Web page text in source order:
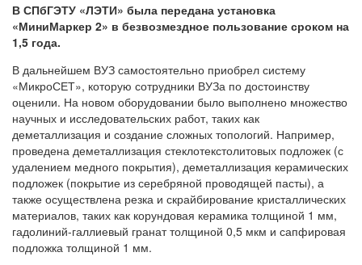
В СПбГЭТУ «ЛЭТИ» была передана установка
«МиниМаркер 2» в безвозмездное пользование сроком на
1,5 года.
В дальнейшем ВУЗ самостоятельно приобрел систему
«МикроСЕТ», которую сотрудники ВУЗа по достоинству
оценили. На новом оборудовании было выполнено множество
научных и исследовательских работ, таких как
деметаллизация и создание сложных топологий. Например,
проведена деметаллизация стеклотекстолитовых подложек (с
удалением медного покрытия), деметаллизация керамических
подложек (покрытие из серебряной проводящей пасты), а
также осуществлена резка и скрайбирование кристаллических
материалов, таких как корундовая керамика толщиной 1 мм,
гадолиний-галлиевый гранат толщиной 0,5 мкм и сапфировая
подложка толщиной 1 мм.